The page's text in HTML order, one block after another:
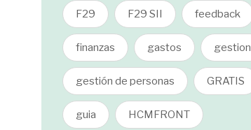
F29 F29 SII feedback
finanzas gastos gestion
gestión de personas GRATIS
guia HCMFRONT